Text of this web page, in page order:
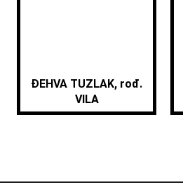
ĐEHVA TUZLAK, rođ.
VILA